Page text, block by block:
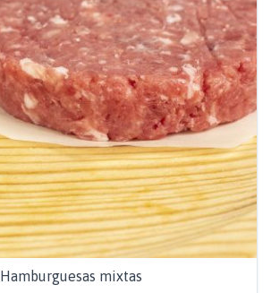
Hamburguesas mixtas